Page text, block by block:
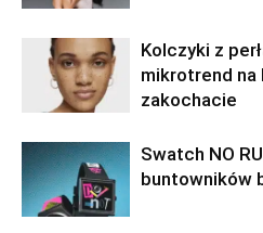
Kolczyki z
mikrotrend na
zakochacie
Swatch NO
buntowników